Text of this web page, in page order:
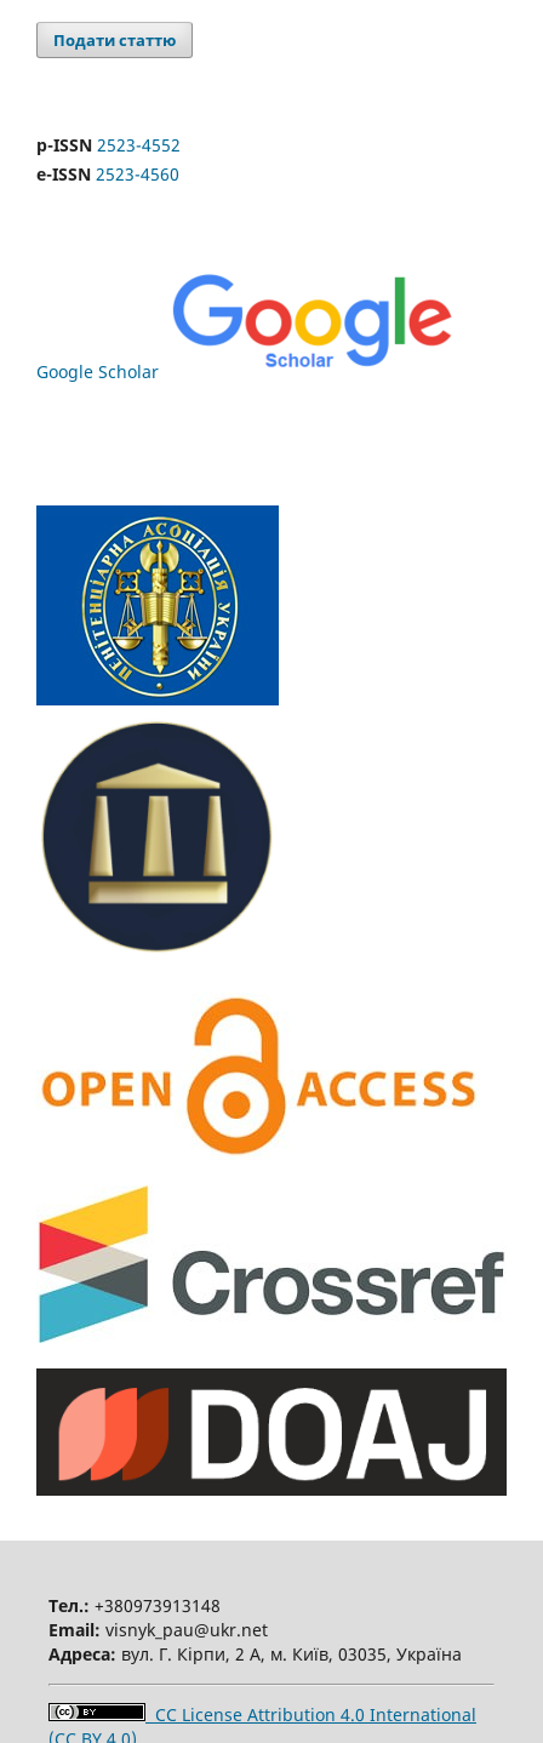
Подати статтю
p-ISSN 2523-4552
e-ISSN 2523-4560
Google Scholar
Тел.: +380973913148
Email: visnyk_pau@ukr.net
Адреса: вул. Г. Кірпи, 2 А, м. Київ, 03035, Україна
CC License Attribution 4.0 International
(CC BY 4.0)